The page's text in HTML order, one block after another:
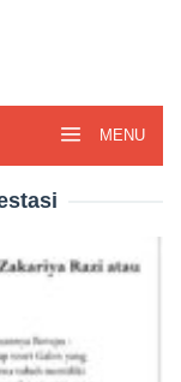
MENU